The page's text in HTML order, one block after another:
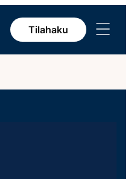
Tilahaku
Avaa
valikko